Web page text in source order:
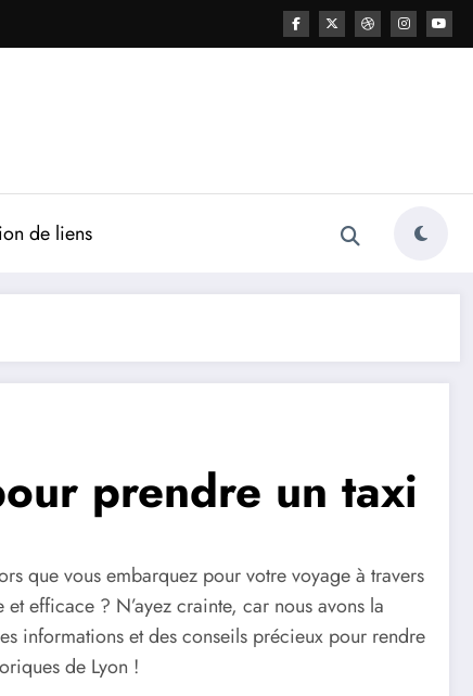
de liens
prendre un taxi
que vous embarquez pour votre voyage à travers
efficace ? N’ayez crainte, car nous avons la
informations et des conseils précieux pour rendre
de Lyon !